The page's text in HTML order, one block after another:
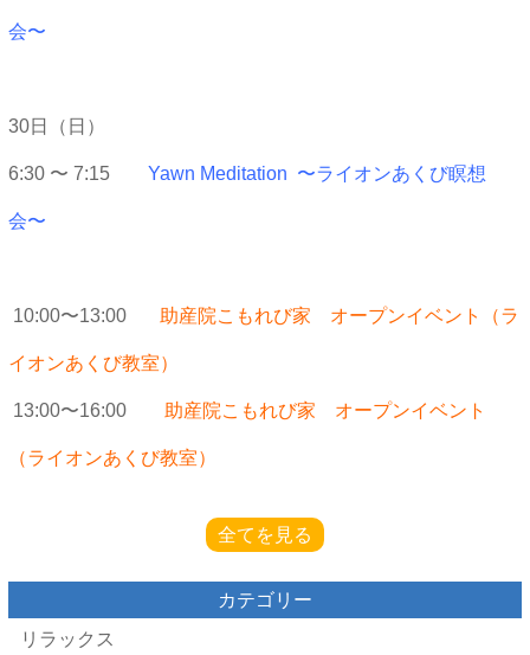
会〜
30日（日）
6:30 〜 7:15 Yawn Meditation 〜ライオンあくび瞑想
会〜
10:00〜13:00 助産院こもれび家 オープンイベント（ラ
イオンあくび教室）
13:00〜16:00 助産院こもれび家 オープンイベント
（ライオンあくび教室）
全てを見る
カテゴリー
リラックス